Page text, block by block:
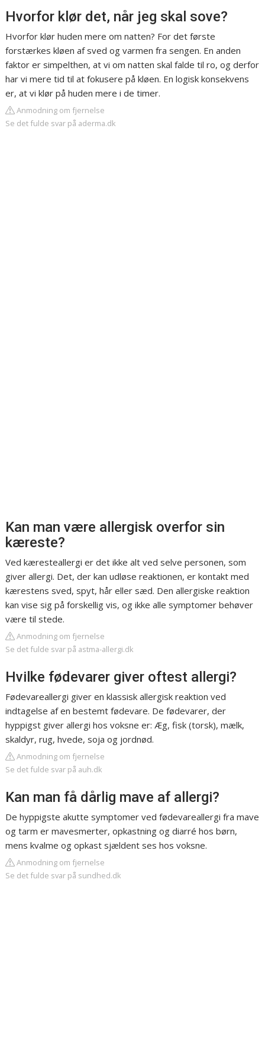
Hvorfor klør det, når jeg skal sove?
Hvorfor klør huden mere om natten? For det første
forstærkes kløen af sved og varmen fra sengen. En anden
faktor er simpelthen, at vi om natten skal falde til ro, og derfor
har vi mere tid til at fokusere på kløen. En logisk konsekvens
er, at vi klør på huden mere i de timer.
Anmodning om fjernelse
Se det fulde svar på aderma.dk
Kan man være allergisk overfor sin
kæreste?
Ved kæresteallergi er det ikke alt ved selve personen, som
giver allergi. Det, der kan udløse reaktionen, er kontakt med
kærestens sved, spyt, hår eller sæd. Den allergiske reaktion
kan vise sig på forskellig vis, og ikke alle symptomer behøver
være til stede.
Anmodning om fjernelse
Se det fulde svar på astma-allergi.dk
Hvilke fødevarer giver oftest allergi?
Fødevareallergi giver en klassisk allergisk reaktion ved
indtagelse af en bestemt fødevare. De fødevarer, der
hyppigst giver allergi hos voksne er: Æg, fisk (torsk), mælk,
skaldyr, rug, hvede, soja og jordnød.
Anmodning om fjernelse
Se det fulde svar på auh.dk
Kan man få dårlig mave af allergi?
De hyppigste akutte symptomer ved fødevareallergi fra mave
og tarm er mavesmerter, opkastning og diarré hos børn,
mens kvalme og opkast sjældent ses hos voksne.
Anmodning om fjernelse
Se det fulde svar på sundhed.dk